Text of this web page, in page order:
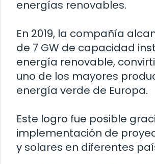
energías renovables.
En 2019, la compañía
de 7 GW de capacidad
energía renovable,
uno de los mayores
energía verde de Europa.
Este logro fue posible
implementación de
y solares en diferentes